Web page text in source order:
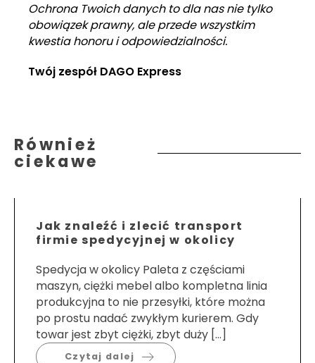
Ochrona Twoich danych to dla nas nie tylko
obowiązek prawny, ale przede wszystkim
kwestia honoru i odpowiedzialności.
Twój zespół DAGO Express
Również
ciekawe
Jak znaleźć i zlecić transport
firmie spedycyjnej w okolicy
Spedycja w okolicy Paleta z częściami
maszyn, ciężki mebel albo kompletna linia
produkcyjna to nie przesyłki, które można
po prostu nadać zwykłym kurierem. Gdy
towar jest zbyt ciężki, zbyt duży […]
Czytaj dalej